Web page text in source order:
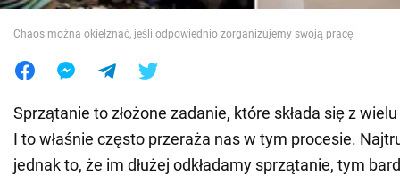
Jedzenie
Chaos można okiełznać, jeśli odpowiednio zorganizujemy swoją pracę
Sprzątanie to złożone zadanie, które składa się z
I to właśnie często przeraża nas w tym procesie.
jednak to, że im dłużej odkładamy sprzątanie, tym